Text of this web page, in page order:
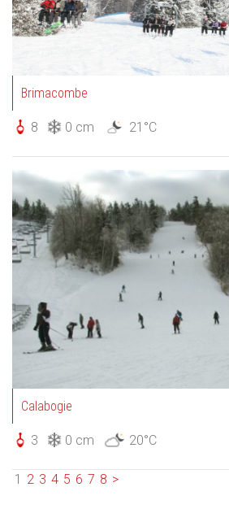
Brimacombe
8 0 cm 21°C
Calabogie
3 0 cm 20°C
1 2 3 4 5 6 7 8 >